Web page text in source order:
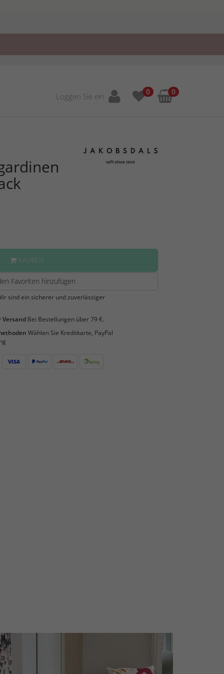
Loggen Sie ein 0 0
KAUFEN
Favoriten hinzufügen
sind ein sicherer und zuverlässiger
Bei Bestellungen über 79 €.
Wählen Sie Kreditkarte, PayPal